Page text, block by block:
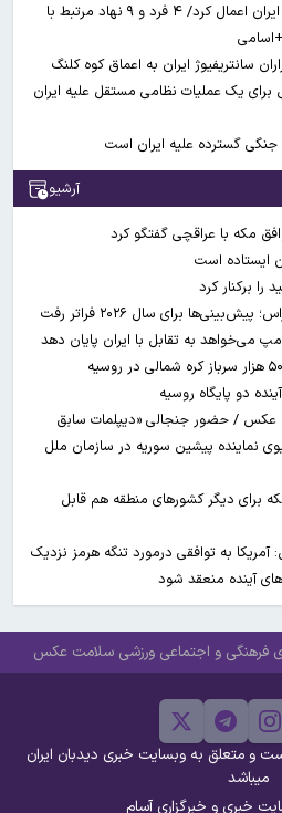
آمریکا تحریم‌های جدیدی علیه ایران اعمال کرد/ ۴ فرد و ۹ نهاد مرتبط با
سانتریفیوژ ایران به اعماق کوه کلنگ
برای یک عملیات نظامی مستقل علیه ایران
جنگی گسترده‌ علیه ایران است
آرشیو
مکه با عراقچی گفتگو کرد
ایستاده است
برکنار کرد
برای سال ۲۰۲۶ فراتر رفت
می‌خواهد به تقابل با ایران پایان دهد
دو پایگاه روسیه
عکس / حضور جنجالی «دیپلمات سابق
نماینده پیشین سوریه در سازمان ملل
برای دیگر کشورهای منطقه هم قابل
به توافقی درمورد تنگه هرمز نزدیک
آینده منعقد شود
فرهنگی و اجتماعی ورزشی سلامت عکس
و متعلق به وبسایت خبری دیدبان ایران
میباشد
خبری و خبرگزاری آسام